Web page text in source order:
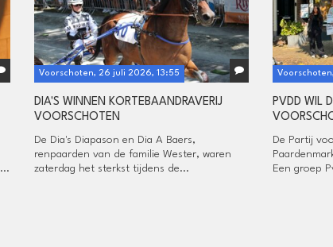
Voorschoten, 26 juli 2026, 13:55
DIA'S WINNEN KORTEBAANDRAVERIJ
VOORSCHOTEN
De Dia's Diapason en Dia A Baers,
renpaarden van de familie Wester, waren
zaterdag het sterkst tijdens de...
PVDD WIL
De Partij
Een groep